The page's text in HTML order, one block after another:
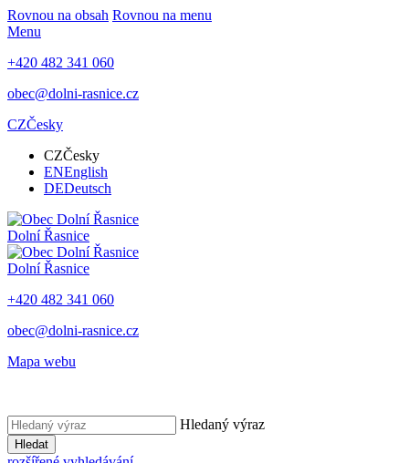
Rovnou na obsah Rovnou na menu
Menu
+420 482 341 060
obec@dolni-rasnice.cz
CZČesky
CZČesky
ENEnglish
DEDeutsch
Dolní Řasnice
Dolní Řasnice
+420 482 341 060
obec@dolni-rasnice.cz
Mapa webu
Hledaný výraz
Hledat